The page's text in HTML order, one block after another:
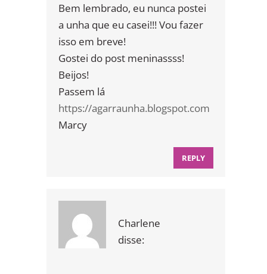
Bem lembrado, eu nunca postei
a unha que eu casei!!! Vou fazer
isso em breve!
Gostei do post meninassss!
Beijos!
Passem lá
https://agarraunha.blogspot.com
Marcy
REPLY
Charlene
disse: